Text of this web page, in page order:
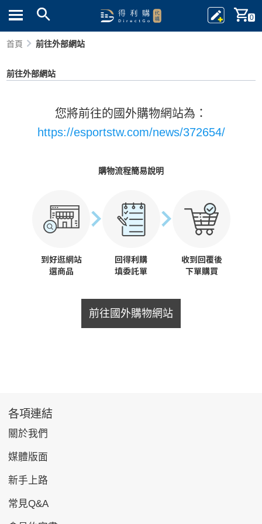
0
首頁 前往外部網站
前往外部網站
您將前往的國外購物網站為：
https://esportstw.com/news/372654/
購物流程簡易說明
前往國外購物網站
各項連結
關於我們
媒體版面
新手上路
常見Q&A